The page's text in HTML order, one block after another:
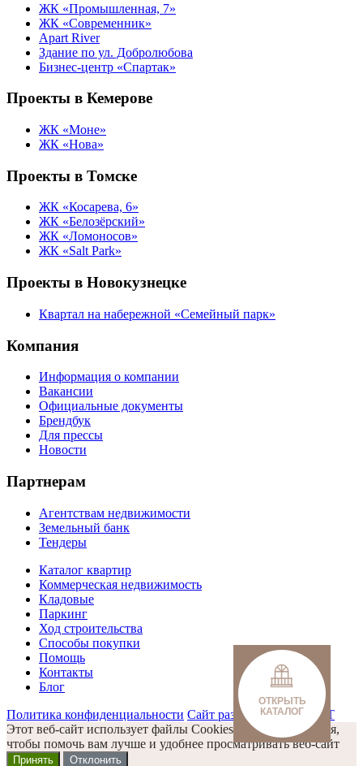
ОТКРЫТЬ
КАТАЛОГ
ЖК «Промышленная, 7»
ЖК «Современник»
Apart River
Здание по ул. Добролюбова
Бизнес-центр «Спартак»
Проекты в Кемерове
ЖК «Моне»
ЖК «Нова»
Проекты в Томске
ЖК «Косарева, 6»
ЖК «Белозёрский»
ЖК «Ломоносов»
ЖК «Salt Park»
Проекты в Новокузнецке
Квартал на набережной «Семейный парк»
Компания
Информация о компании
Вакансии
Официальные документы
Брендбук
Для прессы
Новости
Партнерам
Агентствам недвижимости
Земельный банк
Тендеры
Каталог квартир
Коммерческая недвижимость
Кладовые
Паркинг
Ход строительства
Способы покупки
Помощь
Контакты
Блог
Политика конфиденциальности Сайт разработан Omega IT
Этот веб-сайт использует файлы Cookies и другие решения,
чтобы помочь вам лучше и удобнее просматривать веб-сайт
Принять Отклонить